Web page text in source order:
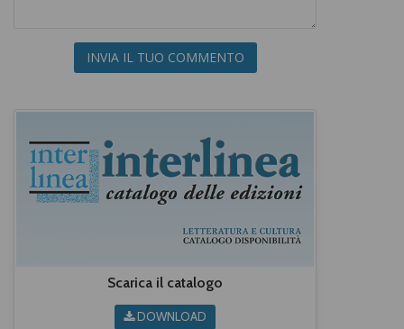
INVIA IL TUO COMMENTO
Scarica il catalogo
DOWNLOAD